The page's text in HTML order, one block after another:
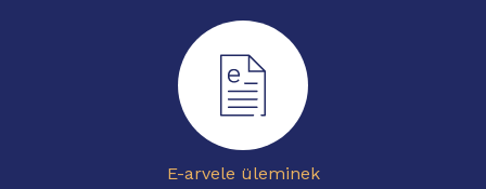
E-arvele üleminek